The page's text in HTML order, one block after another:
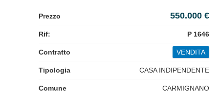
Prezzo 550.000 €
Rif: P 1646
Contratto VENDITA
Tipologia CASA INDIPENDENTE
Comune CARMIGNANO